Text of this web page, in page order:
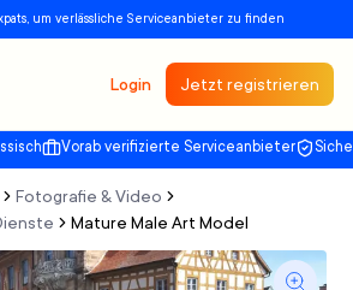
um verlässliche Serviceanbieter zu finden
Login Jetzt registrieren
Vorab verifizierte Serviceanbieter
Fotografie & Video
Mature Male Art Model